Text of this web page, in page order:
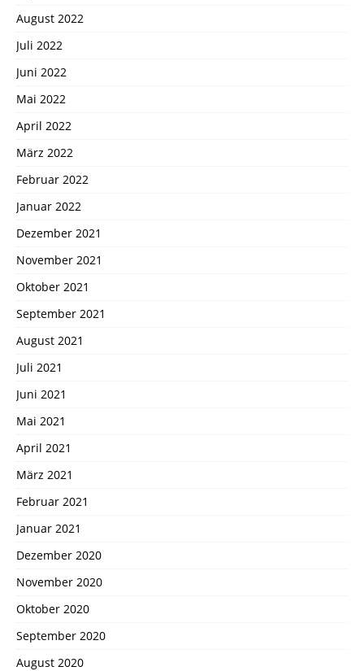
August 2022
Juli 2022
Juni 2022
Mai 2022
April 2022
März 2022
Februar 2022
Januar 2022
Dezember 2021
November 2021
Oktober 2021
September 2021
August 2021
Juli 2021
Juni 2021
Mai 2021
April 2021
März 2021
Februar 2021
Januar 2021
Dezember 2020
November 2020
Oktober 2020
September 2020
August 2020